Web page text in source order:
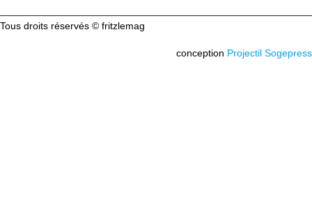
Tous droits réservés © fritzlemag
conception Projectil Sogepress